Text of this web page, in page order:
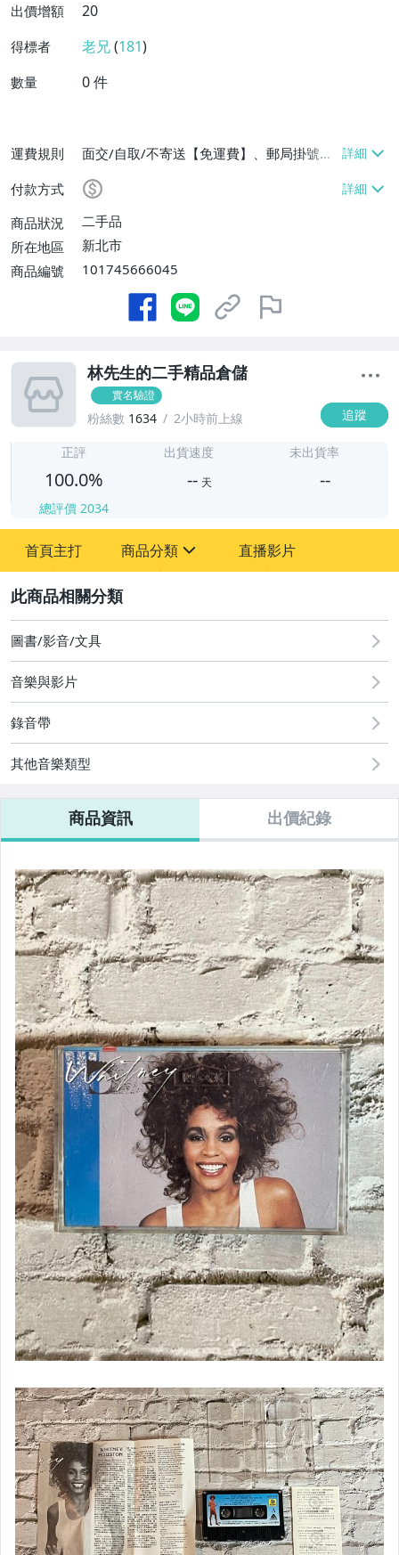
出價增額
20
得標者 老兄(181)
數量 0件
運費規則
面交/自取/不寄送【免運費】、郵局掛號
【單件運費$150】
付款方式
商品狀況
二手品
所在地區
新北市
商品編號
101745666045
林先生的二手精品倉儲
實名驗證
粉絲數 1634 2小時前上線 追蹤
正評
100.0%
總評價 2034
出貨速度
-- 天
未出貨率
--
首頁主打 商品分類
圖書/影音/文具
電玩遊戲與主機
直播影片
圖書/影音/文具
音樂與影片
錄音帶
其他音樂類型
商品資訊 出價紀錄